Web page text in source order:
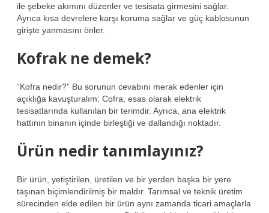
ile şebeke akımını düzenler ve tesisata girmesini sağlar.
Ayrıca kısa devrelere karşı koruma sağlar ve güç kablosunun
girişte yanmasını önler.
Kofrak ne demek?
“Kofra nedir?” Bu sorunun cevabını merak edenler için
açıklığa kavuşturalım: Cofra, esas olarak elektrik
tesisatlarında kullanılan bir terimdir. Ayrıca, ana elektrik
hattının binanın içinde birleştiği ve dallandığı noktadır.
Ürün nedir tanımlayınız?
Bir ürün, yetiştirilen, üretilen ve bir yerden başka bir yere
taşınan biçimlendirilmiş bir maldır. Tarımsal ve teknik üretim
sürecinden elde edilen bir ürün aynı zamanda ticari amaçlarla